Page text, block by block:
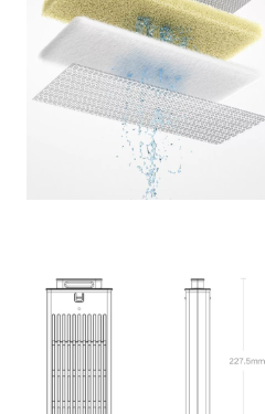
аквариума Xiaomi Mijia
(MYG100)
требует периодической
ваши питомцы находились
воде каждый день. Этот
предназначен именно для
Xiaomi Mijia Smart Fish
максимально простая и
несколько секунд. Вам
в течение полугода
пятиступенчатой системе
Модульная система
имеет самоочищающийся
защитой от засорения,
физическую и